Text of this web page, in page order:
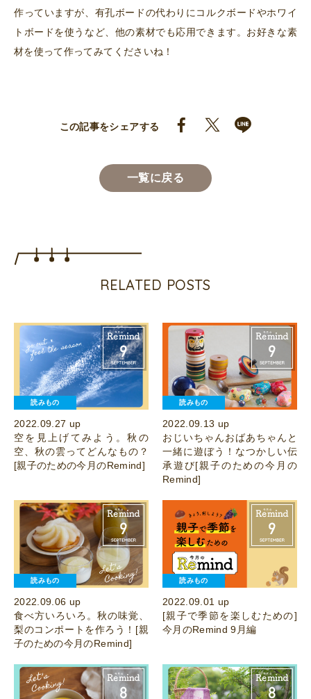
作っていますが、有孔ボードの代わりにコルクボードやホワイ
トボードを使うなど、他の素材でも応用できます。お好きな素
材を使って作ってみてくださいね！
この記事をシェアする
一覧に戻る
RELATED POSTS
読みもの
2022.09.27 up
空を見上げてみよう。秋の
空、秋の雲ってどんなもの？
[親子のための今月のRemind]
読みもの
2022.09.13 up
おじいちゃんおばあちゃんと
一緒に遊ぼう！なつかしい伝
承遊び[親子のための今月の
Remind]
読みもの
2022.09.06 up
食べ方いろいろ。秋の味覚、
梨のコンポートを作ろう！[親
子のための今月のRemind]
読みもの
2022.09.01 up
[親子で季節を楽しむための]
今月のRemind 9月編